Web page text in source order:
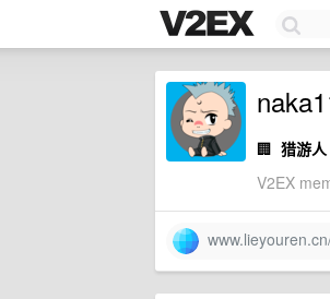
🏢 猎游人
V2EX